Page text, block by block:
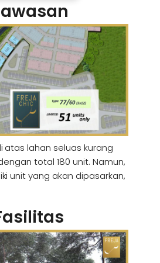
atas lahan seluas kurang
total 180 unit. Namun,
unit yang akan dipasarkan,